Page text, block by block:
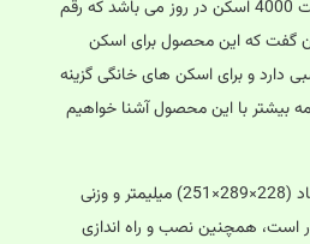
C240» مشخص شده است 4000 اسکن در روز می باشد که رقم
گفت که این محصول برای اسکن
دارد و برای اسکن های خانگی گزینه
بیشتر با این محصول آشنا خواهیم
اسکنر «DR- C240» از ابعاد (228×289×251) میلیمتر و وزنی
برخوردار است، همچنین نصب و راه اندازی